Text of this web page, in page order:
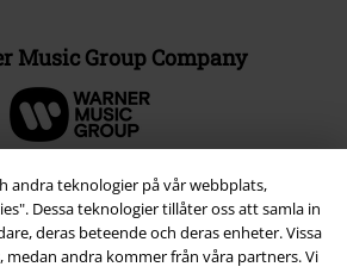
andra teknologier på vår webbplats,
Dessa teknologier tillåter oss att samla in
deras beteende och deras enheter. Vissa
medan andra kommer från våra partners. Vi
Music Group Company